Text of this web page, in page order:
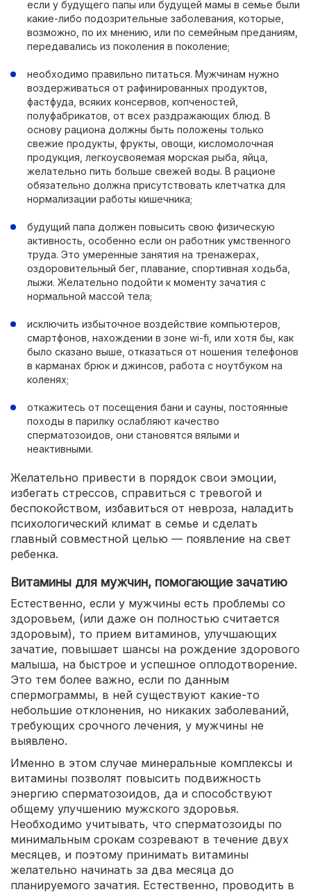
если у будущего папы или будущей мамы в семье были
какие-либо подозрительные заболевания, которые,
возможно, по их мнению, или по семейным преданиям,
передавались из поколения в поколение;
необходимо правильно питаться. Мужчинам нужно
воздерживаться от рафинированных продуктов,
фастфуда, всяких консервов, копченостей,
полуфабрикатов, от всех раздражающих блюд. В
основу рациона должны быть положены только
свежие продукты, фрукты, овощи, кисломолочная
продукция, легкоусвояемая морская рыба, яйца,
желательно пить больше свежей воды. В рационе
обязательно должна присутствовать клетчатка для
нормализации работы кишечника;
будущий папа должен повысить свою физическую
активность, особенно если он работник умственного
труда. Это умеренные занятия на тренажерах,
оздоровительный бег, плавание, спортивная ходьба,
лыжи. Желательно подойти к моменту зачатия с
нормальной массой тела;
исключить избыточное воздействие компьютеров,
смартфонов, нахождении в зоне wi-fi, или хотя бы, как
было сказано выше, отказаться от ношения телефонов
в карманах брюк и джинсов, работа с ноутбуком на
коленях;
откажитесь от посещения бани и сауны, постоянные
походы в парилку ослабляют качество
сперматозоидов, они становятся вялыми и
неактивными.
Желательно привести в порядок свои эмоции,
избегать стрессов, справиться с тревогой и
беспокойством, избавиться от невроза, наладить
психологический климат в семье и сделать
главный совместной целью — появление на свет
ребенка.
Витамины для мужчин, помогающие зачатию
Естественно, если у мужчины есть проблемы со
здоровьем, (или даже он полностью считается
здоровым), то прием витаминов, улучшающих
зачатие, повышает шансы на рождение здорового
малыша, на быстрое и успешное оплодотворение.
Это тем более важно, если по данным
спермограммы, в ней существуют какие-то
небольшие отклонения, но никаких заболеваний,
требующих срочного лечения, у мужчины не
выявлено.
Именно в этом случае минеральные комплексы и
витамины позволят повысить подвижность
энергию сперматозоидов, да и способствуют
общему улучшению мужского здоровья.
Необходимо учитывать, что сперматозоиды по
минимальным срокам созревают в течение двух
месяцев, и поэтому принимать витамины
желательно начинать за два месяца до
планируемого зачатия. Естественно, проводить в